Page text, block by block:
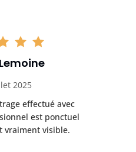
2025
effectué avec
est ponctuel
vraiment visible.